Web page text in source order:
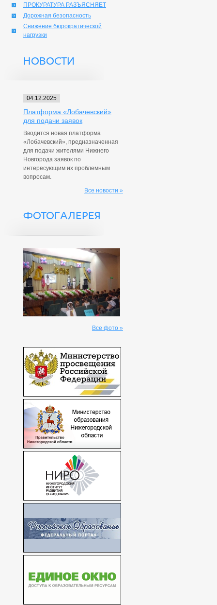
ПРОКУРАТУРА РАЗЪЯСНЯЕТ
Дорожная безопасность
Снижение бюрократической
нагрузки
НОВОСТИ
04.12.2025
Платформа «Лобачевский»
для подачи заявок
Вводится новая платформа
«Лобачевский», предназначенная
для подачи жителями Нижнего
Новгорода заявок по
интересующим их проблемным
вопросам.
Все новости »
ФОТОГАЛЕРЕЯ
Все фото »